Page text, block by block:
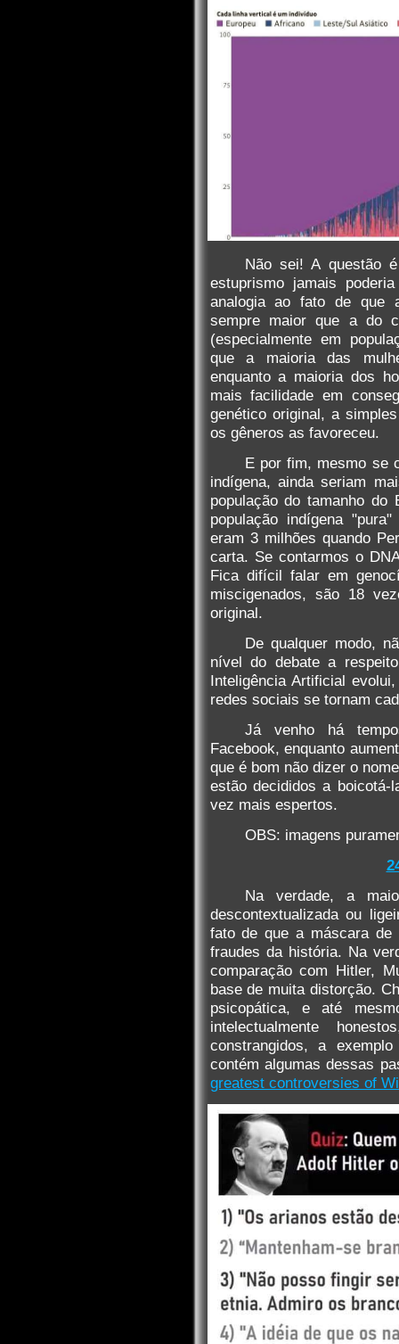
Não sei! A questão
estuprismo jamais
analogia ao fato de que
sempre maior que a do
(especialmente em
que a maioria das
enquanto a maioria dos
mais facilidade em
genético original, a
os gêneros as favoreceu.
E por fim, mesmo se
indígena, ainda seriam
população do tamanho
população indígena
eram 3 milhões quando
carta. Se contarmos o
Fica difícil falar em
miscigenados, são 18
original.
De qualquer modo,
nível do debate a
Inteligência Artificial
redes sociais se tornam
Já venho há
Facebook, enquanto
que é bom não dizer o
estão decididos a
vez mais espertos.
OBS: imagens
Na verdade, a
descontextualizada ou
fato de que a máscara
fraudes da história. Na
comparação com Hitler,
base de muita distorção.
psicopática, e até
intelectualmente
constrangidos, a
contém algumas dessas
greatest controversies of